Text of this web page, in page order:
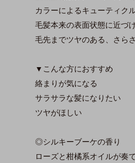
カラーによるキューティク
毛髪本来の表面状態に近づけ
毛先までツヤのある、さら
▼こんな方におすすめ
絡まりが気になる
サラサラな髪になりたい
ツヤがほしい
◎シルキーブーケの香り
ローズと柑橘系オイルが奏